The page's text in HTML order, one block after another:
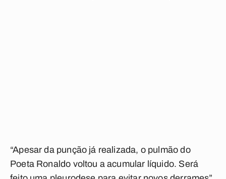
“Apesar da punção já realizada, o pulmão do
Poeta Ronaldo voltou a acumular líquido. Será